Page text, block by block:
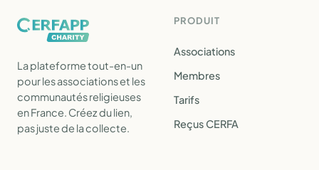
La plateforme tout-en-un
pour les associations et les
communautés religieuses
en France. Créez du lien,
pas juste de la collecte.
PRODUIT
Associations
Membres
Tarifs
Reçus CERFA